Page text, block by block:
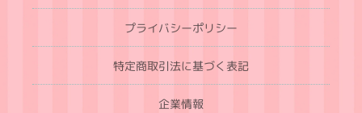
プライバシーポリシー
特定商取引法に基づく表記
企業情報